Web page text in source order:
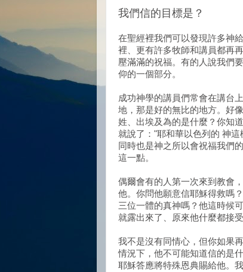
我們信的目標是？
在聖經裡我們可以發現許多神
裡、更有許多牧師和講員都再
壓滿滿的祝福。有的人說我們
仰的一個部分。
成功神學的講員們常會在講台
地，那是好的無比的地方。好
姓、出埃及為的是什麼？你知
就說了："耶和華以色列的 神
同時也是神之所以會祝福我們
這一點。
偶爾會有的人第一次來到教會
他。你問他願意信耶穌得救嗎
三位一體的真神嗎？他這時候
就露出來了、原來他什麼都接
我不是沒有同情心，但你如果
情況下，他不可能知道信的是
耶穌答應將特殊恩典賜給他。